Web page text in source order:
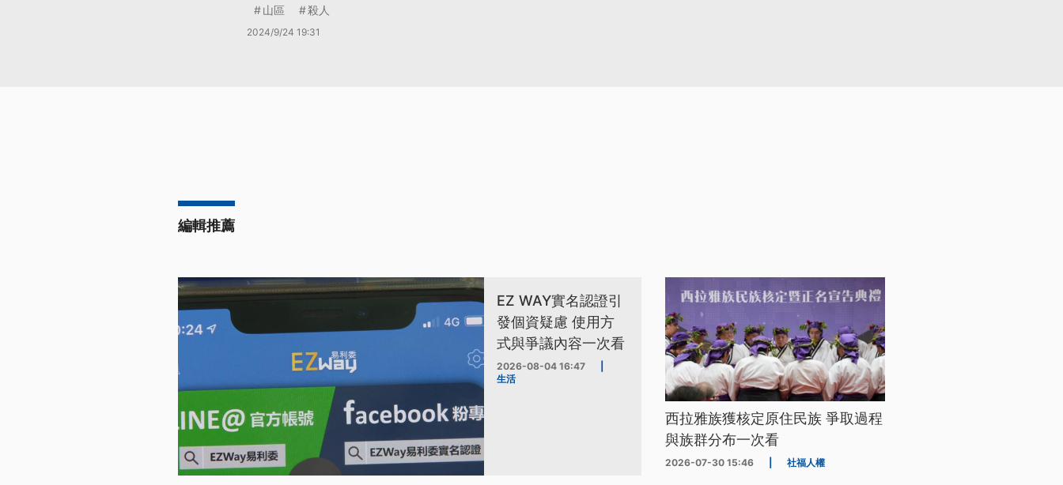
山區 殺人
2024/9/24 19:31
編輯推薦
EZ WAY實名認證引
發個資疑慮 使用方
式與爭議內容一次看
2026-08-04 16:47
生活
西拉雅族獲核定原住民族 爭取過程
與族群分布一次看
2026-07-30 15:46 社福人權